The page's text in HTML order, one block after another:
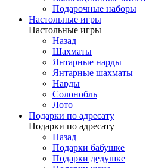
Подарочные наборы
Настольные игры
Настольные игры
Назад
Шахматы
Янтарные нарды
Янтарные шахматы
Нарды
Солонобль
Лото
Подарки по адресату
Подарки по адресату
Назад
Подарки бабушке
Подарки дедушке